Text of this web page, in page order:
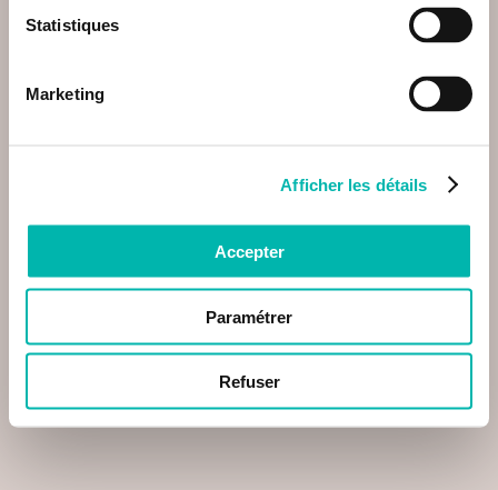
Statistiques
Marketing
Afficher les détails
Accepter
Paramétrer
Refuser